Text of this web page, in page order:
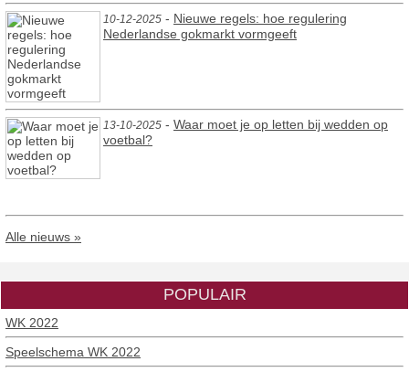
10-12-2025 - Nieuwe regels: hoe regulering
Nederlandse gokmarkt vormgeeft
13-10-2025 - Waar moet je op letten bij wedden op
voetbal?
Alle nieuws »
POPULAIR
WK 2022
Speelschema WK 2022